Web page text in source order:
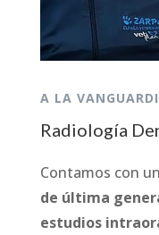
A LA
Radiología
Contamos con un
de última
estudios